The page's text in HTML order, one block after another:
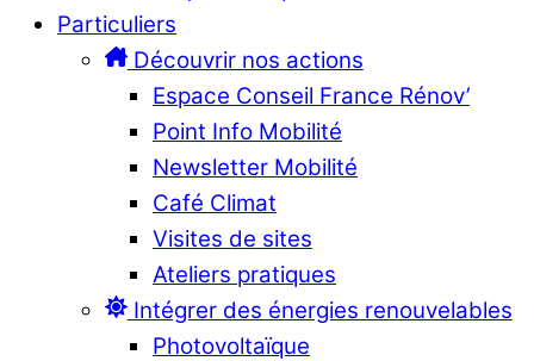
Particuliers
Découvrir nos actions
Espace Conseil France Rénov’
Point Info Mobilité
Newsletter Mobilité
Café Climat
Visites de sites
Ateliers pratiques
Intégrer des énergies renouvelables
Photovoltaïque